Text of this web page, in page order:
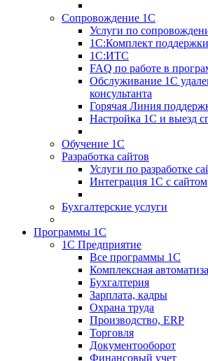
Сопровождение 1С
Услуги по
1С:Комплект поддержки
1С:ИТС
FAQ по работе в
Обслуживание 1С
консультанта
Горячая Линия
Настройка 1С и выезд
Обучение 1С
Разработка сайтов
Услуги по разработке
Интеграция 1С с сайтом
Бухгалтерские услуги
Программы 1С
1С Предприятие
Все программы 1С
Комплексная
Бухгалтерия
Зарплата, кадры
Охрана труда
Производство, ERP
Торговля
Документооборот
Финансовый учет